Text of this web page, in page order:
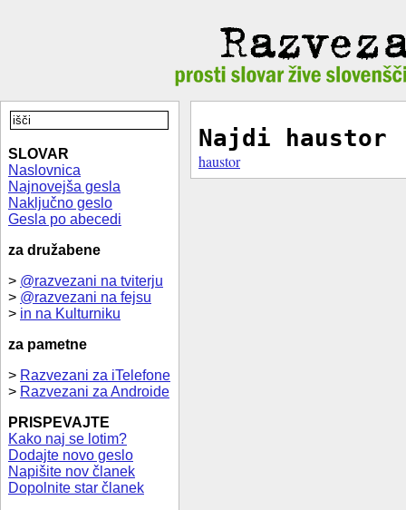
SLOVAR
Naslovnica
Najnovejša gesla
Naključno geslo
Gesla po abecedi
za družabene
> @razvezani na tviterju
> @razvezani na fejsu
> in na Kulturniku
za pametne
> Razvezani za iTelefone
> Razvezani za Androide
PRISPEVAJTE
Kako naj se lotim?
Dodajte novo geslo
Napišite nov članek
Dopolnite star članek
Najdi haustor
haustor